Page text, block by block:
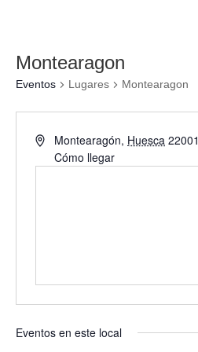
Montearagon
Eventos Lugares Montearagon
Montearagón, Huesca 22001
Cómo llegar
Eventos en este local